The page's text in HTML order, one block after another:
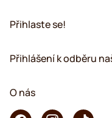
Přihlaste se!
Přihlášení k odběru
O nás